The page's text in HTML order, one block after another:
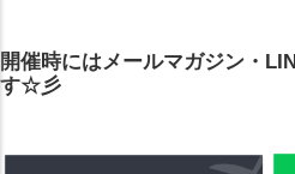
開催時にはメールマガジン・
す☆彡